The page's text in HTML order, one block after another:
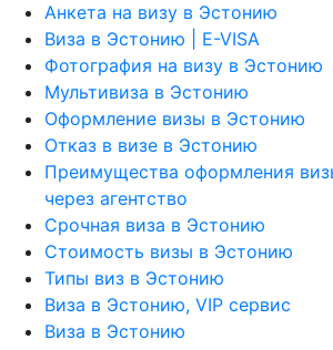
Анкета на визу в Эстонию
Виза в Эстонию | E-VISA
Фотография на визу в Эстонию
Мультивиза в Эстонию
Оформление визы в Эстонию
Отказ в визе в Эстонию
Преимущества оформления
через агентство
Срочная виза в Эстонию
Стоимость визы в Эстонию
Типы виз в Эстонию
Виза в Эстонию, VIP сервис
Виза в Эстонию